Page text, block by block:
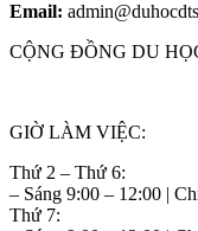
Email:
CỘNG ĐỒNG DU
GIỜ LÀM VIỆC:
Thứ 2 – Thứ 6:
– Sáng 9:00 – 12:00 |
Thứ 7: